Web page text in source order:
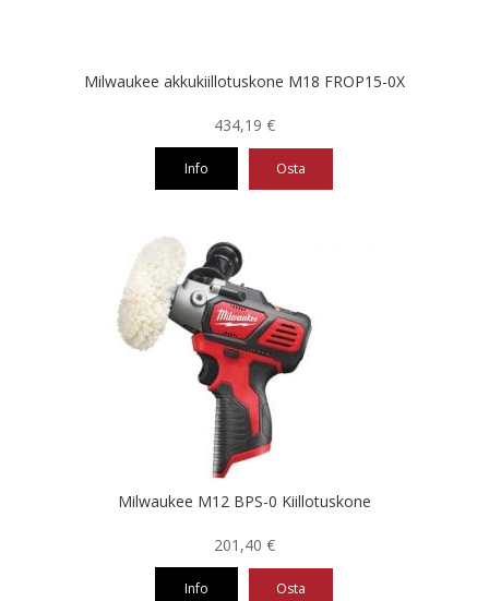
Milwaukee akkukiillotuskone M18 FROP15-0X
434,19 €
Info Osta
Milwaukee M12 BPS-0 Kiillotuskone
201,40 €
Info Osta